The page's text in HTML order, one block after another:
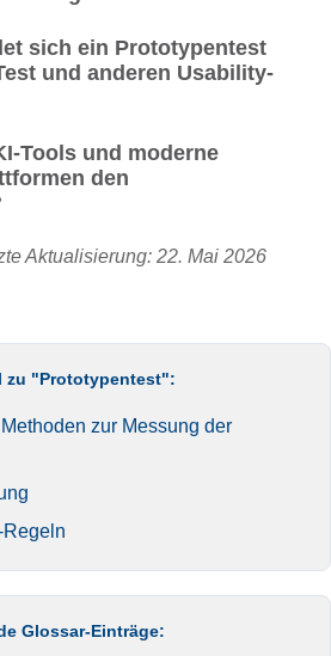
sich ein Prototypentest
und anderen Usability-
Tools und moderne
den
Aktualisierung: 22. Mai 2026
zu "Prototypentest":
zur Messung der
Glossar-Einträge: